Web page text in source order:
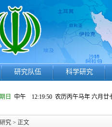
研究队伍 科学研究
日 中午 12:19:51 农历丙午马年 六月廿
究 > 正文